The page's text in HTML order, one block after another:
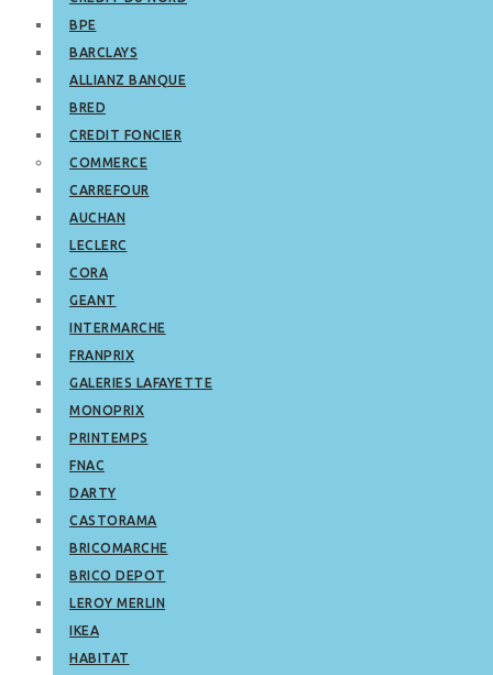
BPE
BARCLAYS
ALLIANZ BANQUE
BRED
CREDIT FONCIER
COMMERCE
CARREFOUR
AUCHAN
LECLERC
CORA
GEANT
INTERMARCHE
FRANPRIX
GALERIES LAFAYETTE
MONOPRIX
PRINTEMPS
FNAC
DARTY
CASTORAMA
BRICOMARCHE
BRICO DEPOT
LEROY MERLIN
IKEA
HABITAT